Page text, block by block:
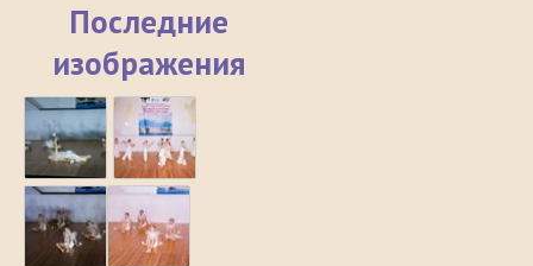
Последние
изображения